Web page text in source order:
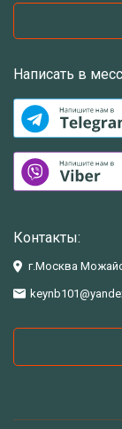
Написать в
Контакты:
г.Москва